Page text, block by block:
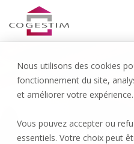
Nous utilisons des cookies
fonctionnement du site,
et améliorer votre expérience.
Vous pouvez accepter ou
essentiels. Votre choix peut
Bulle |